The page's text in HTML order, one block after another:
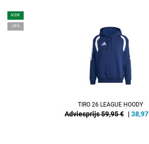
NEW
-35%
TIRO 26 LEAGUE HOODY
Adviesprijs 59,95 € | 38,97